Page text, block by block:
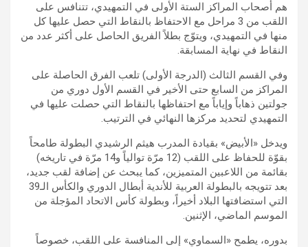
هم أصحاب المراكز الستة الأولى في التمهيدي، تتنافس على
اللقب من 3 مراحل مع الاحتفاظ بالنقاط التي حصل عليها كل
منها في التمهيدي، ويتوّج بطلاً الفريق الحاصل على أكثر عدد من
النقاط في نهاية المسابقة.
وفي القسم الثالث (الدرجة الأولى) تلعب الفرق الحاصلة على
المراكز من السابع حتى الأخير في القسم الأول دوري من
جولتين ذهاباً وإياباً مع احتفاظها بالنقاط التي حصلت عليها في
التمهيدي لتحديد مركزها النهائي في الترتيب.
ويدخل «الأبيض» بقيادة المدرب هيثم الرشيدي البطولة طامحاً
بقوّة للحفاظ على اللقب (12 مرّة توالياً و14 مرّة في تاريخه)
بقائمة من اللاعبين المتميزين، كما يبحث عن إضافة لقب جديد،
بعد تتويجه بالبطولة العربية للأندية أبطال الدوري والكأس الـ39
التي استضافتها البلاد أخيراً، وبطولة كأس الاتحاد المؤجلة من
الموسم الماضي، الإثنين.
بدوره، يطمح «السماوي» إلى المنافسة على اللقب، خصوصاً